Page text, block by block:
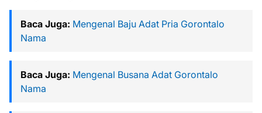
Baca Juga: Mengenal Baju Adat Pria Gorontalo
Nama
Baca Juga: Mengenal Busana Adat Gorontalo
Nama